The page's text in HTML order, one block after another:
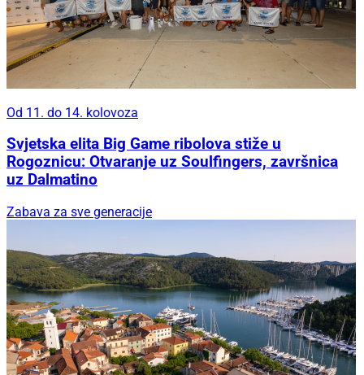
Od 11. do 14. kolovoza
Svjetska elita Big Game ribolova stiže u
Rogoznicu: Otvaranje uz Soulfingers, završnica
uz Dalmatino
Zabava za sve generacije